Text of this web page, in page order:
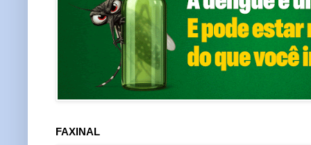
FAXINAL